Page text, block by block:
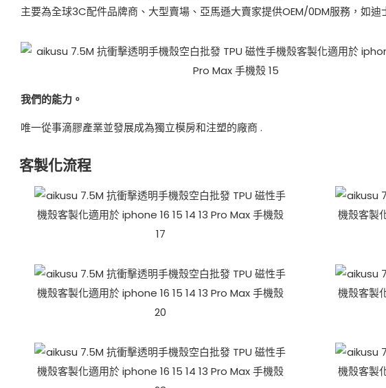
主要為全球3C配件品牌商、大型賣場、亞馬遜大賣家提供OEM/0DM服務，如
我們的能力。
唯一從事滴膠產業並發展成為獨立模房和注塑的廠商 .
客製化流程